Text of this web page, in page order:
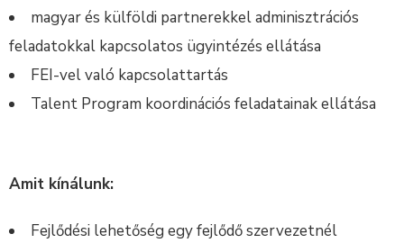
magyar és külföldi partnerekkel adminisztrációs
feladatokkal kapcsolatos ügyintézés ellátása
FEI-vel való kapcsolattartás
Talent Program koordinációs feladatainak ellátása
Amit kínálunk:
Fejlődési lehetőség egy fejlődő szervezetnél